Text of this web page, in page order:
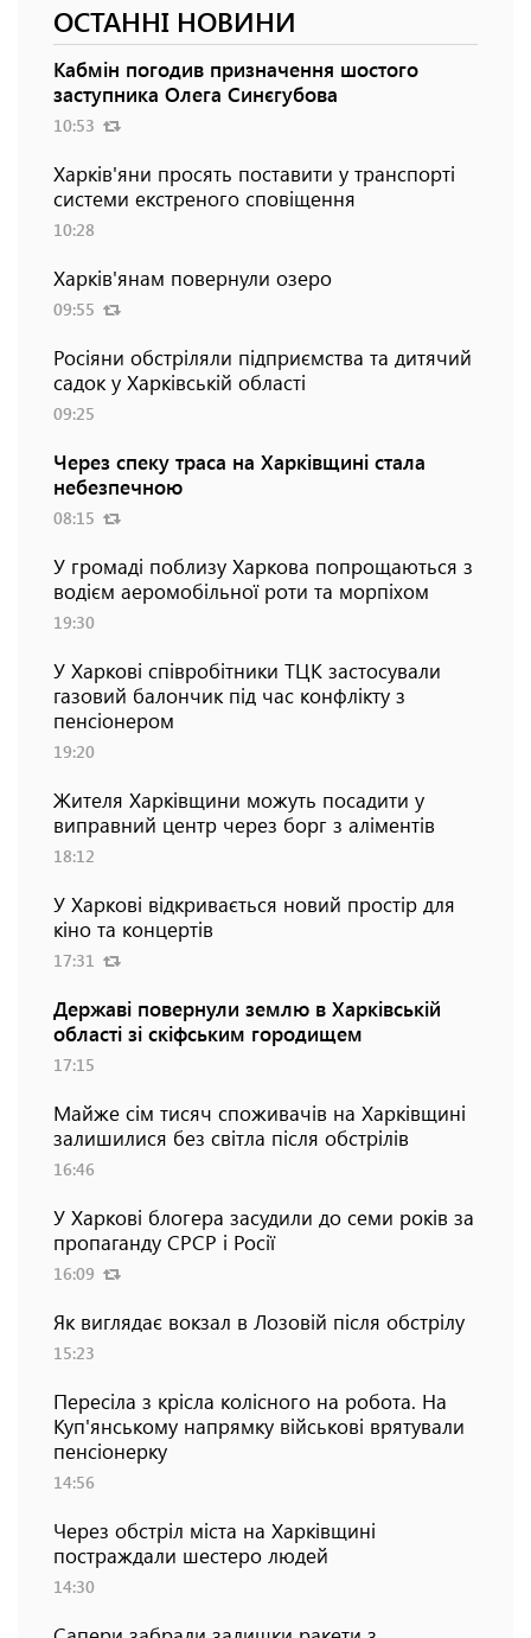
ОСТАННІ НОВИНИ
Кабмін погодив призначення шостого
заступника Олега Синєгубова
10:53
Харків'яни просять поставити у транспорті
системи екстреного сповіщення
10:28
Харків'янам повернули озеро
09:55
Росіяни обстріляли підприємства та дитячий
садок у Харківській області
09:25
Через спеку траса на Харківщині стала
небезпечною
08:15
У громаді поблизу Харкова попрощаються з
водієм аеромобільної роти та морпіхом
19:30
У Харкові співробітники ТЦК застосували
газовий балончик під час конфлікту з
пенсіонером
19:20
Жителя Харківщини можуть посадити у
виправний центр через борг з аліментів
18:12
У Харкові відкривається новий простір для
кіно та концертів
17:31
Державі повернули землю в Харківській
області зі скіфським городищем
17:15
Майже сім тисяч споживачів на Харківщині
залишилися без світла після обстрілів
16:46
У Харкові блогера засудили до семи років за
пропаганду СРСР і Росії
16:09
Як виглядає вокзал в Лозовій після обстрілу
15:23
Пересіла з крісла колісного на робота. На
Куп'янському напрямку військові врятували
пенсіонерку
14:56
Через обстріл міста на Харківщині
постраждали шестеро людей
14:30